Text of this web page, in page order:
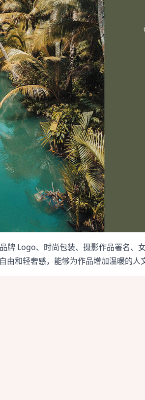
Logo、时尚包装、摄影作品署名、
和轻奢感，能够为作品增加温暖的人